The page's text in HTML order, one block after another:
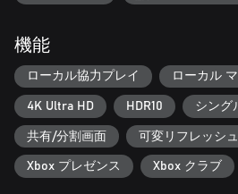
機能
ローカル協力プレイ ローカル
4K Ultra HD HDR10 シング
共有/分割画面 可変リフレッシ
Xbox プレゼンス Xbox クラブ